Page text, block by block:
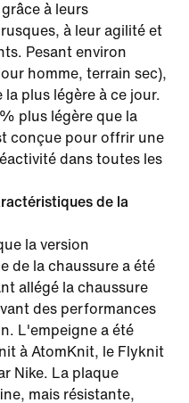
à leurs
à leur agilité et
Pesant environ
homme, terrain sec),
la plus légère à ce jour.
plus légère que la
conçue pour offrir une
dans toutes les
de la
la version
de la chaussure a été
allégé la chaussure
des performances
L'empeigne a été
à AtomKnit, le Flyknit
Nike. La plaque
mais résistante,